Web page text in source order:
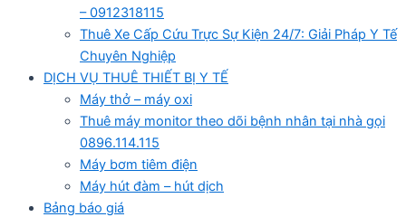
– 0912318115
Thuê Xe Cấp Cứu Trực Sự Kiện 24/7: Giải Pháp Y Tế
Chuyên Nghiệp
DỊCH VỤ THUÊ THIẾT BỊ Y TẾ
Máy thở – máy oxi
Thuê máy monitor theo dõi bệnh nhân tại nhà gọi
0896.114.115
Máy bơm tiêm điện
Máy hút đàm – hút dịch
Bảng báo giá